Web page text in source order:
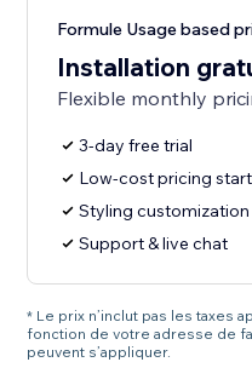
Formule Usage based
Installation
Flexible monthly
3-day free trial
Low-cost pricing
Styling
Support & live chat
* Le prix n’inclut pas les taxes
fonction de votre adresse de
peuvent s’appliquer.